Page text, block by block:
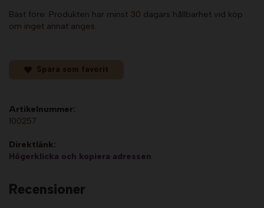
Bäst före: Produkten har minst 30 dagars hållbarhet vid köp
om inget annat anges.
Spara som favorit
Artikelnummer:
100257
Direktlänk:
Högerklicka och kopiera adressen
Recensioner